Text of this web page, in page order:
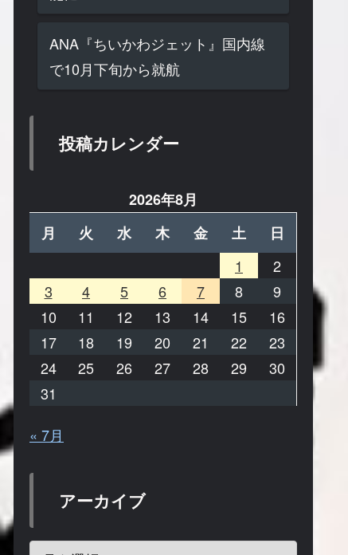
ANA『ちいかわジェット』国内線
で10月下旬から就航
投稿カレンダー
2026年8月
月
火 水 木 金 土
日
1
2
3
4 5 6 7 8
9
10
11 12 13 14 15
16
17
18 19 20 21 22
23
24
25 26 27 28 29
30
31
« 7月
アーカイブ